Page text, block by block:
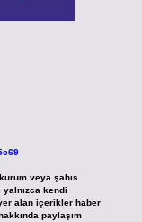
veya şahıs
yalnızca kendi
yer alan içerikler haber
paylaşım